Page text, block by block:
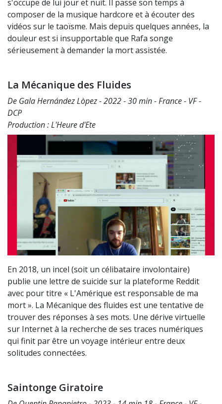
s'occupe de lui jour et nuit. Il passe son temps à
composer de la musique hardcore et à écouter des
vidéos sur le taoïsme. Mais depuis quelques années, la
douleur est si insupportable que Rafa songe
sérieusement à demander la mort assistée.
La Mécanique des Fluides
De Gala Hernández Lòpez - 2022 - 30 min - France - VF -
DCP
Production : L'Heure d'Ete
En 2018, un incel (soit un célibataire involontaire)
publie une lettre de suicide sur la plateforme Reddit
avec pour titre « L'Amérique est responsable de ma
mort ». La Mécanique des fluides est une tentative de
trouver des réponses à ses mots. Une dérive virtuelle
sur Internet à la recherche de ses traces numériques
qui finit par être un voyage intérieur entre deux
solitudes connectées.
Saintonge Giratoire